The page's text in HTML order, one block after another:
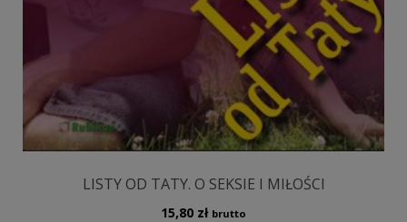
LISTY OD TATY. O SEKSIE I MIŁOŚCI
15,80 zł brutto